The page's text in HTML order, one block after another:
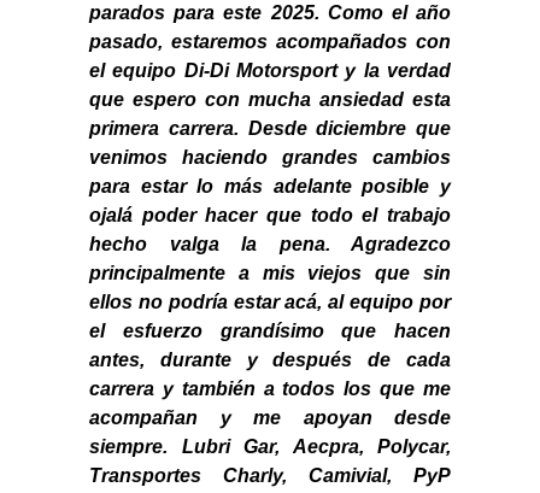
parados para este 2025. Como el año
pasado, estaremos acompañados con
el equipo Di-Di Motorsport y la verdad
que espero con mucha ansiedad esta
primera carrera. Desde diciembre que
venimos haciendo grandes cambios
para estar lo más adelante posible y
ojalá poder hacer que todo el trabajo
hecho valga la pena. Agradezco
principalmente a mis viejos que sin
ellos no podría estar acá, al equipo por
el esfuerzo grandísimo que hacen
antes, durante y después de cada
carrera y también a todos los que me
acompañan y me apoyan desde
siempre. Lubri Gar, Aecpra, Polycar,
Transportes Charly, Camivial, PyP